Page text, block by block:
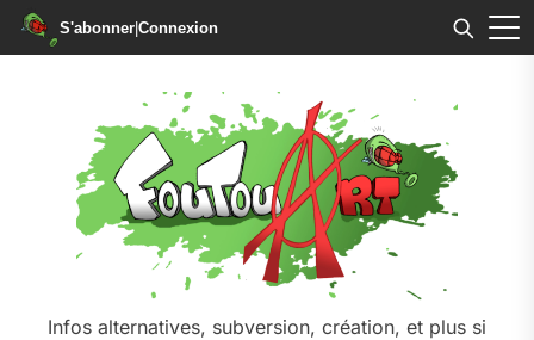
S'abonner|Connexion
Infos alternatives, subversion, création, et plus si